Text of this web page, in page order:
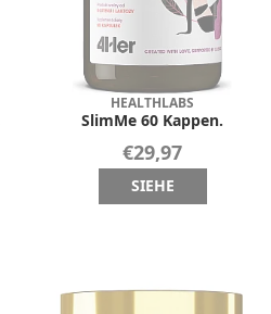
HEALTHLABS
SlimMe 60 Kappen.
€29,97
SIEHE